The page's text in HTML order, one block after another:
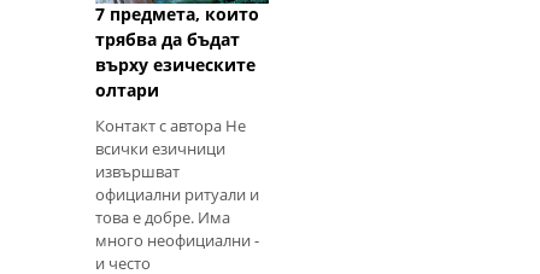
7 предмета, които
трябва да бъдат
върху езическите
олтари
Контакт с автора Не
всички езичници
извършват
официални ритуали и
това е добре. Има
много неофициални -
и често